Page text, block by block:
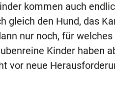
kommen auch
gleich den Hund, das
nur noch, für
Kinder haben
vor neue